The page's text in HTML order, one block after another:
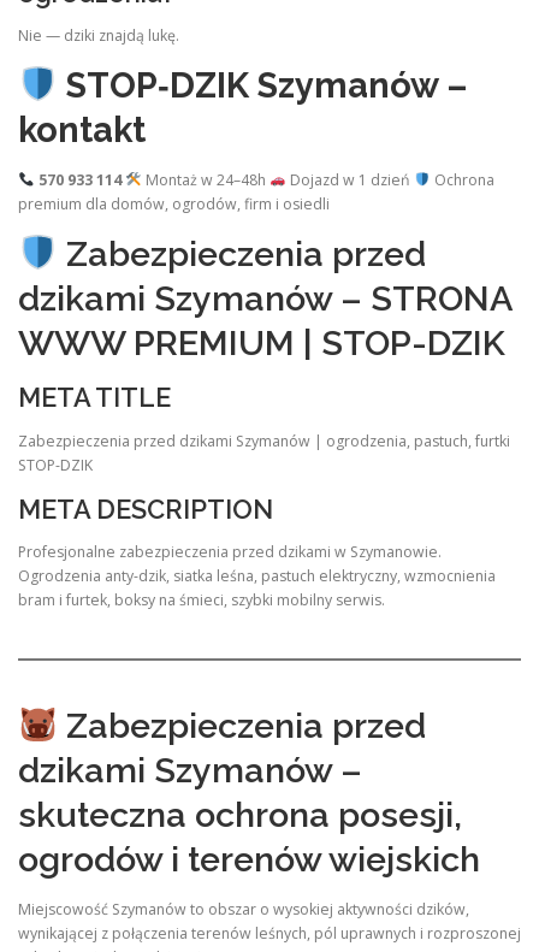
Nie — dziki znajdą lukę.
STOP‑DZIK Szymanów –
kontakt
570 933 114 Montaż w 24–48h Dojazd w 1 dzień
Ochrona
premium dla domów, ogrodów, firm i osiedli
Zabezpieczenia przed
dzikami Szymanów – STRONA
WWW PREMIUM | STOP-DZIK
META TITLE
Zabezpieczenia przed dzikami Szymanów | ogrodzenia, pastuch, furtki
STOP-DZIK
META DESCRIPTION
Profesjonalne zabezpieczenia przed dzikami w Szymanowie.
Ogrodzenia anty-dzik, siatka leśna, pastuch elektryczny, wzmocnienia
bram i furtek, boksy na śmieci, szybki mobilny serwis.
Zabezpieczenia przed
dzikami Szymanów –
skuteczna ochrona posesji,
ogrodów i terenów wiejskich
Miejscowość Szymanów to obszar o wysokiej aktywności dzików,
wynikającej z połączenia terenów leśnych, pól uprawnych i rozproszonej